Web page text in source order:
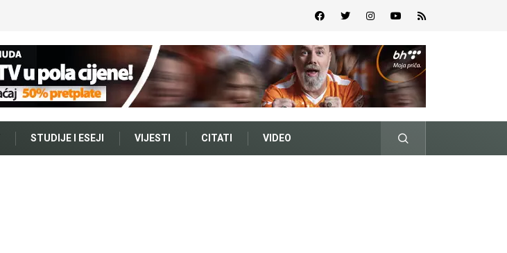
STUDIJE I ESEJI VIJESTI CITATI VIDEO